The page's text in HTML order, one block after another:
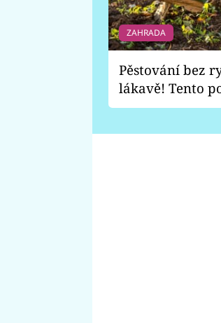
ZAHRADA
Pěstování bez
lákavě! Tento
vhodný jen pro